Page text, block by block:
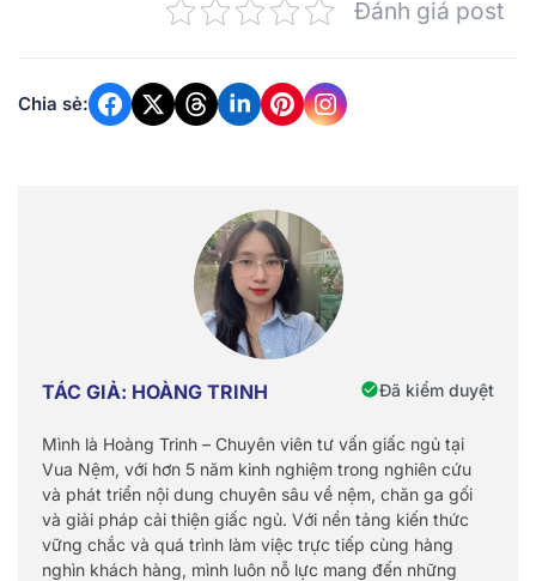
Đánh giá post
Chia sẻ:
TÁC GIẢ: HOÀNG TRINH Đã kiểm duyệt
Mình là Hoàng Trinh – Chuyên viên tư vấn giấc ngủ tại
Vua Nệm, với hơn 5 năm kinh nghiệm trong nghiên cứu
và phát triển nội dung chuyên sâu về nệm, chăn ga gối
và giải pháp cải thiện giấc ngủ. Với nền tảng kiến thức
vững chắc và quá trình làm việc trực tiếp cùng hàng
nghìn khách hàng, mình luôn nỗ lực mang đến những